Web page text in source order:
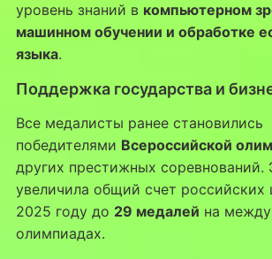
уровень знаний в компьютерном
машинном обучении и обработке
языка.
Поддержка государства и
Все медалисты ранее становились
победителями Всероссийской
других престижных соревнований.
увеличила общий счет российских
2025 году до 29 медалей на
олимпиадах.